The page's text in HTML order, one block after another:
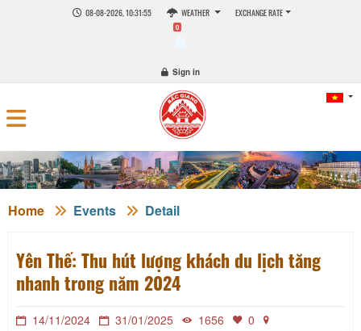
08-08-2026, 10:31:56 WEATHER EXCHANGE RATE
0
Sign in
Home Events Detail
Yên Thế: Thu hút lượng khách du lịch tăng
nhanh trong năm 2024
14/11/2024 31/01/2025 1656 0